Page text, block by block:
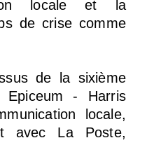
locale et la
de crise comme
de la sixième
Epiceum - Harris
locale,
avec La Poste,